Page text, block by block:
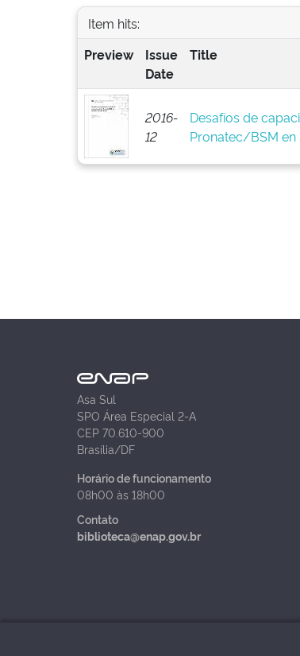
Item hits:
Preview
Issue
Date
Title
2016-
12
Desafíos de
Pronatec/BSM en
Asa Sul
SPO Área Especial 2-A
CEP 70.610-900
Brasília/DF
Horário de funcionamento
08h00 às 18h00
Contato
biblioteca@enap.gov.br